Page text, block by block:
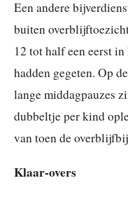
Een andere
buiten
12 tot half een eerst
hadden gegeten. Op
lange middagpauzes
dubbeltje per kind
van toen de
Klaar-overs